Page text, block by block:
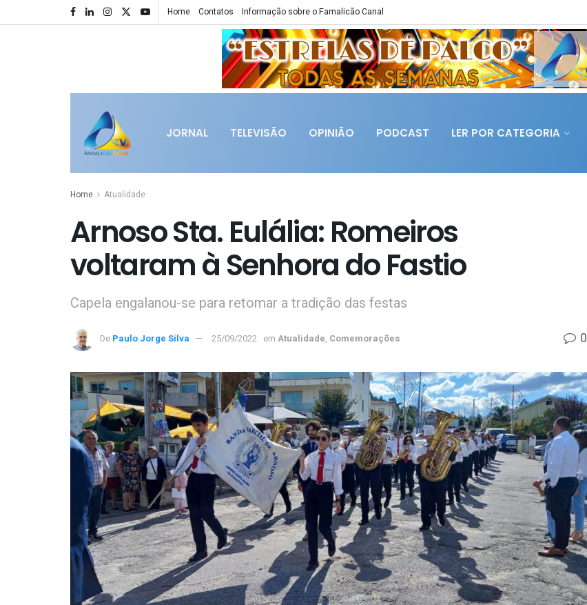
Home Contatos Informação sobre o Famalicão Canal
JORNAL TELEVISÃO OPINIÃO PODCAST LER POR CATEGORIA
Home Atualidade
Arnoso Sta. Eulália: Romeiros
voltaram à Senhora do Fastio
Capela engalanou-se para retomar a tradição das festas
De Paulo Jorge Silva 25/09/2022 em Atualidade, Comemorações 0